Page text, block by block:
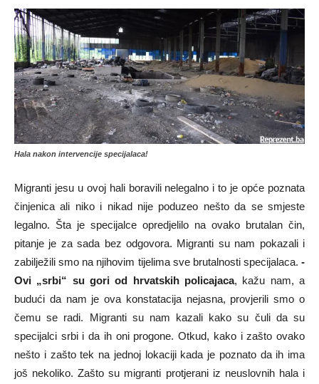
Hala nakon intervencije specijalaca!
Migranti jesu u ovoj hali boravili nelegalno i to je opće poznata
činjenica ali niko i nikad nije poduzeo nešto da se smjeste
legalno. Šta je specijalce opredjelilo na ovako brutalan čin,
pitanje je za sada bez odgovora. Migranti su nam pokazali i
zabilježili smo na njihovim tijelima sve brutalnosti specijalaca. -
Ovi „srbi“ su gori od hrvatskih policajaca, kažu nam, a
budući da nam je ova konstatacija nejasna, provjerili smo o
čemu se radi. Migranti su nam kazali kako su čuli da su
specijalci srbi i da ih oni progone. Otkud, kako i zašto ovako
nešto i zašto tek na jednoj lokaciji kada je poznato da ih ima
još nekoliko. Zašto su migranti protjerani iz neuslovnih hala i